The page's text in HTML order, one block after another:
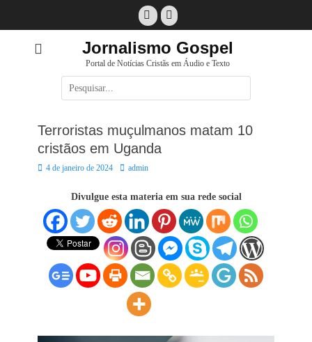
Facebook
E-
mail
Jornalismo Gospel
Portal de Notícias Cristãs em Áudio e Texto
Pesquisar
por:
Terroristas muçulmanos matam 10
cristãos em Uganda
Posted
4 de janeiro de 2024 Autor:
admin
Divulgue esta materia em sua rede social